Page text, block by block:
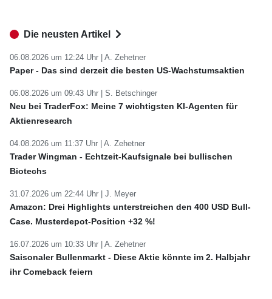
Die neusten Artikel
06.08.2026 um 12:24 Uhr | A. Zehetner
Paper - Das sind derzeit die besten US-Wachstumsaktien
06.08.2026 um 09:43 Uhr | S. Betschinger
Neu bei TraderFox: Meine 7 wichtigsten KI-Agenten für
Aktienresearch
04.08.2026 um 11:37 Uhr | A. Zehetner
Trader Wingman - Echtzeit-Kaufsignale bei bullischen
Biotechs
31.07.2026 um 22:44 Uhr | J. Meyer
Amazon: Drei Highlights unterstreichen den 400 USD Bull-
Case. Musterdepot-Position +32 %!
16.07.2026 um 10:33 Uhr | A. Zehetner
Saisonaler Bullenmarkt - Diese Aktie könnte im 2. Halbjahr
ihr Comeback feiern